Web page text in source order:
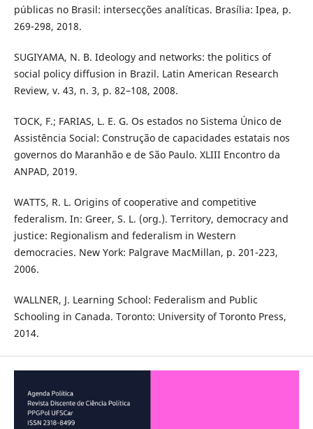
públicas no Brasil: intersecções analíticas. Brasília: Ipea, p.
269-298, 2018.
SUGIYAMA, N. B. Ideology and networks: the politics of
social policy diffusion in Brazil. Latin American Research
Review, v. 43, n. 3, p. 82–108, 2008.
TOCK, F.; FARIAS, L. E. G. Os estados no Sistema Único de
Assistência Social: Construção de capacidades estatais nos
governos do Maranhão e de São Paulo. XLIII Encontro da
ANPAD, 2019.
WATTS, R. L. Origins of cooperative and competitive
federalism. In: Greer, S. L. (org.). Territory, democracy and
justice: Regionalism and federalism in Western
democracies. New York: Palgrave MacMillan, p. 201-223,
2006.
WALLNER, J. Learning School: Federalism and Public
Schooling in Canada. Toronto: University of Toronto Press,
2014.